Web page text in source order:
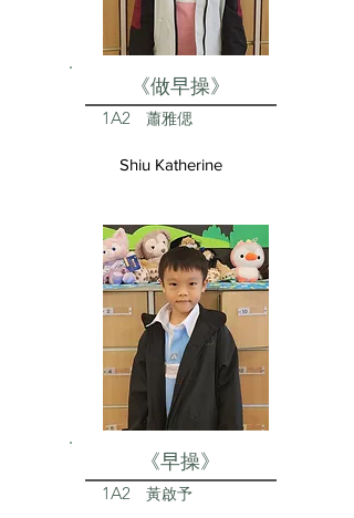
《做早操》
1A2 蕭雅偲
Shiu Katherine
《早操》
1A2 黃啟予